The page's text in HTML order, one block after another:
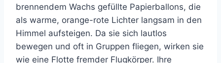
brennendem Wachs gefüllte Papierballons, die
als warme, orange-rote Lichter langsam in den
Himmel aufsteigen. Da sie sich lautlos
bewegen und oft in Gruppen fliegen, wirken sie
wie eine Flotte fremder Flugkörper. Ihre